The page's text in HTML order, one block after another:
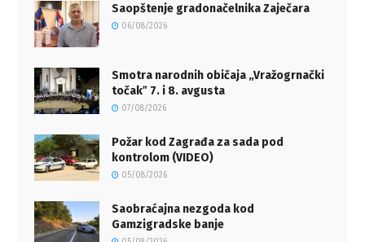
Saopštenje gradonačelnika Zaječara
06/08/2026
Smotra narodnih običaja „Vražogrnački
točakˮ 7. i 8. avgusta
07/08/2026
Požar kod Zagrađa za sada pod
kontrolom (VIDEO)
05/08/2026
Saobraćajna nezgoda kod
Gamzigradske banje